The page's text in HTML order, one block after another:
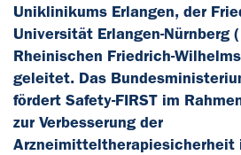
Uniklinikums Erlangen, der
Universität Erlangen-Nürnberg
Rheinischen Friedrich-
geleitet. Das
fördert Safety-FIRST im
zur Verbesserung der
Arzneimitteltherapiesicherheit